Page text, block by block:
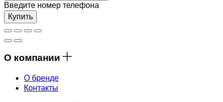
Введите номер телефона
Купить
О компании
О бренде
Контакты